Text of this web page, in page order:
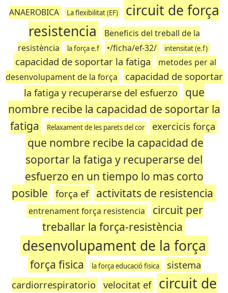
ANAEROBICA
La flexibilitat (EF)
circuit de força
resistencia
Beneficis del treball de la
resistència
la força e.f •/ficha/ef-32/ intensitat (e.f)
capacidad de soportar la fatiga
metodes per al
desenvolupament de la força
capacidad de soportar
la fatiga y recuperarse del esfuerzo
que
nombre recibe la capacidad de soportar la
fatiga
Relaxament de les parets del cor exercicis força
que nombre recibe la capacidad de
soportar la fatiga y recuperarse del
esfuerzo en un tiempo lo mas corto
posible
força ef activitats de resistencia
entrenament força resistencia
circuit per
treballar la força-resistència
desenvolupament de la força
força fisica la força educació fisica
sistema
cardiorrespiratorio
velocitat ef
circuit de